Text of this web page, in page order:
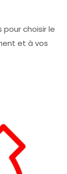
pour choisir le
et à vos